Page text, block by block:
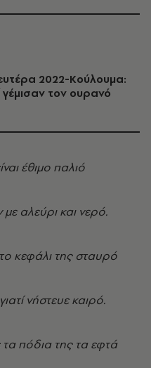
2022-Κούλουμα:
τον ουρανό
έθιμο παλιό
με αλεύρι και νερό.
κεφάλι της σταυρό
νήστευε καιρό.
τα πόδια της τα εφτά